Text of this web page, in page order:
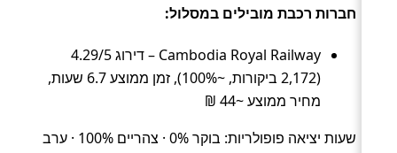
חברות רכבת מובילים במסלול:
Cambodia Royal Railway – דירוג 4.29/5
(2,172 ביקורות, ~100%), זמן ממוצע 6.7 שעות,
מחיר ממוצע ~44 ₪
שעות יציאה פופולריות: בוקר 0% · צהריים 100% · ערב